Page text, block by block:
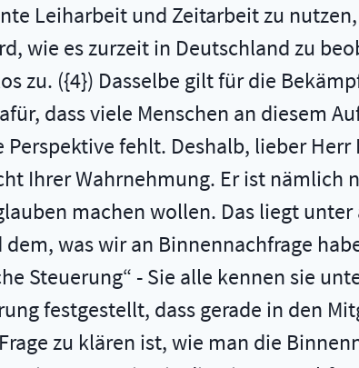
Leiharbeit und Zeitarbeit zu
wie es zurzeit in Deutschland zu
zu. ({4}) Dasselbe gilt für die
dass viele Menschen an diesem
fehlt. Deshalb, lieber
Ihrer Wahrnehmung. Er ist
machen wollen. Das liegt
was wir an Binnennachfrage
Steuerung“ - Sie alle kennen sie
festgestellt, dass gerade in den
zu klären ist, wie man die